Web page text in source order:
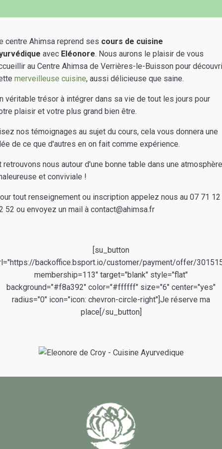
centre Ahimsa reprend ses cours de cuisine
avec Eléonore. Nous aurons le plaisir de vous
au Centre Ahimsa de Verrières-le-Buisson pour
merveilleuse cuisine, aussi délicieuse que saine.
véritable trésor à intégrer dans sa vie de tout les jours pour
plaisir et votre plus grand bien être.
nos témoignages au sujet du cours, cela vous donnera une
de ce que d'autres en on fait comme expérience.
retrouvons nous autour d'une bonne table dans une atmosphère
et conviviale !
tout renseignement ou inscription appelez nous au 07 71 12
52 ou envoyez un mail à contact@ahimsa.fr
[su_button
backoffice.bsport.io/customer/payment/offer/
membership=113" target="blank" style="flat"
background="#f8a392" color="#ffffff" size="6" center="yes"
radius="0" icon="icon: chevron-circle-right"]Je réserve ma
place[/su_button]